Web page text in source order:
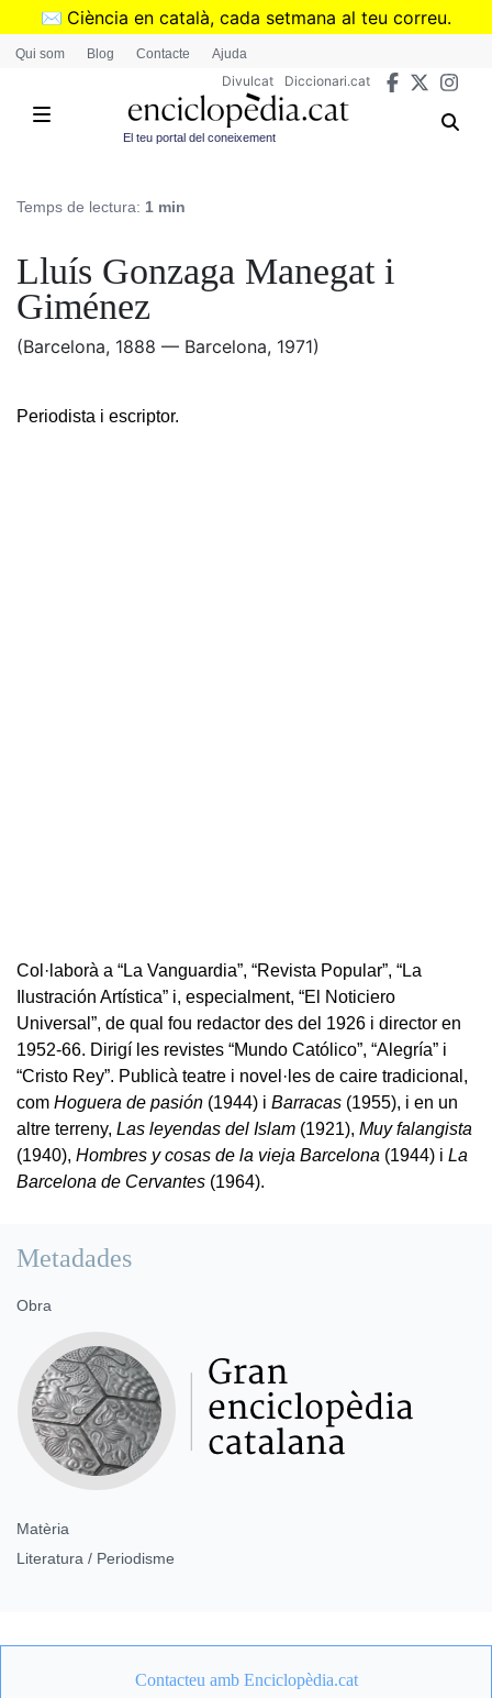
Vés
✉️ Ciència en català, cada setmana al teu correu.
➜Subscriu-te al butlletí de Divulcat
Qui som Blog Contacte Ajuda
Divulcat Diccionari.cat
El teu portal del coneixement
Temps de lectura: 1 min
Lluís Gonzaga Manegat i
Giménez
(Barcelona, 1888 — Barcelona, 1971)
Periodista i escriptor.
Col·laborà a “La Vanguardia”, “Revista Popular”, “La
Ilustración Artística” i, especialment, “El Noticiero
Universal”, de qual fou redactor des del 1926 i director en
1952-66. Dirigí les revistes “Mundo Católico”, “Alegría” i
“Cristo Rey”. Publicà teatre i novel·les de caire tradicional,
com Hoguera de pasión (1944) i Barracas (1955), i en un
altre terreny, Las leyendas del Islam (1921), Muy falangista
(1940), Hombres y cosas de la vieja Barcelona (1944) i La
Barcelona de Cervantes (1964).
Metadades
Obra
Matèria
Literatura / Periodisme
Contacteu amb Enciclopèdia.cat